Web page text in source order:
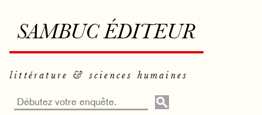
SAMBUC ÉDITEUR
littérature & sciences humaines